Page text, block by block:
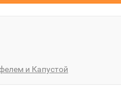
и Капустой